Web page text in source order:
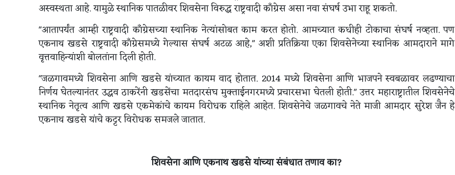
अस्वस्थता आहे. यामुळे स्थानिक पातळीवर शिवसेना विरुद्ध राष्ट्रवादी काँग्रेस असा नवा संघर्ष उभा राहू शकतो.
"आतापर्यंत आम्ही राष्ट्रवादी काँग्रेसच्या स्थानिक नेत्यांसोबत काम करत होतो. आमच्यात कधीही टोकाचा संघर्ष नव्हता. पण
एकनाथ खडसे राष्ट्रवादी काँग्रेसमध्ये गेल्यास संघर्ष अटळ आहे," अशी प्रतिक्रिया एका शिवसेनेच्या स्थानिक आमदाराने मागे
वृत्तवाहिन्यांशी बोलतांना दिली होती.
"जळगावमध्ये शिवसेना आणि खडसे यांच्यात कायम वाद होतात. 2014 मध्ये शिवसेना आणि भाजपने स्वबळावर लढण्याचा
निर्णय घेतल्यानंतर उद्धव ठाकरेंनी खडसेंचा मतदारसंघ मुक्ताईनगरमध्ये प्रचारसभा घेतली होती." उत्तर महाराष्ट्रातील शिवसेनेचे
स्थानिक नेतृत्व आणि खडसे एकमेकांचे कायम विरोधक राहिले आहेत. शिवसेनेचे जळगावचे नेते माजी आमदार सुरेश जैन हे
एकनाथ खडसे यांचे कट्टर विरोधक समजले जातात.
शिवसेना आणि एकनाथ खडसे यांच्या संबंधात तणाव का?